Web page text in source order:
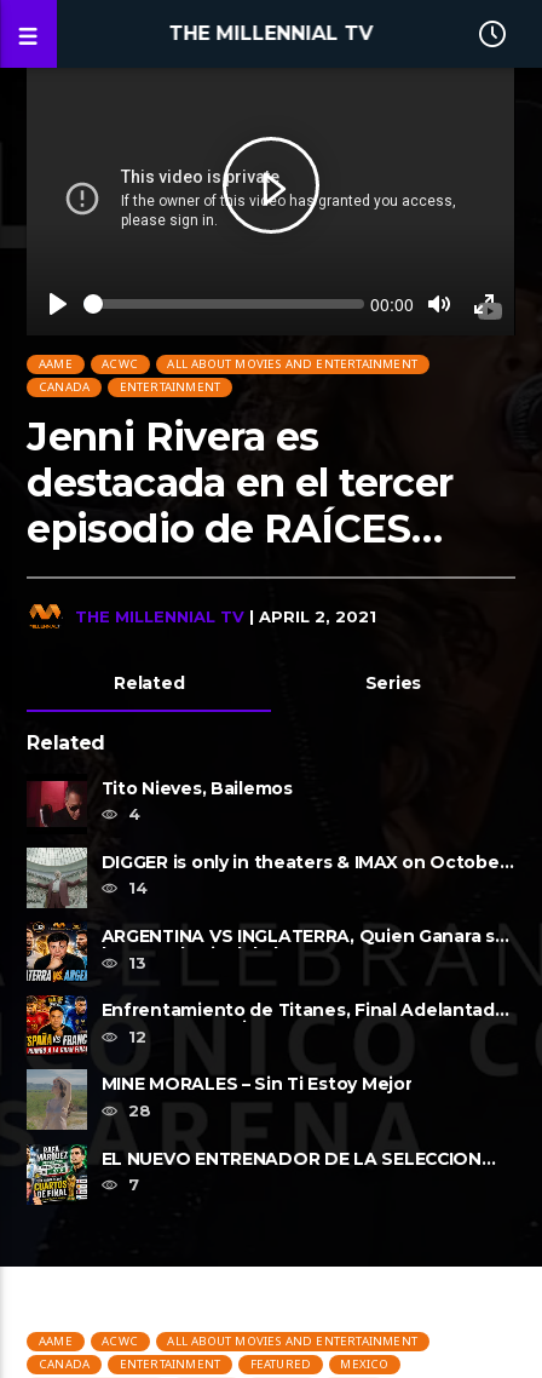
THE MILLENNIAL TV
Seek Current
00:00
ToggleToggle
AAME ACWC
ALL ABOUT MOVIES AND ENTERTAINMENT
CANADA
ENTERTAINMENT
Jenni Rivera es
destacada en el tercer
episodio de RAÍCES…
THE MILLENNIAL TV | APRIL 2, 2021
Related Series
Related
Tito Nieves, Bailemos
4
DIGGER is only in theaters & IMAX on October
2, 2026
14
ARGENTINA VS INGLATERRA, Quien Ganara su
lugar?, a la Final de la FIFA......
13
Enfrentamiento de Titanes, Final Adelantada,
Espana vs Francia FWP2026
12
MINE MORALES – Sin Ti Estoy Mejor
28
EL NUEVO ENTRENADOR DE LA SELECCION
MEXICANA Y LOS CUARTOS DE FINAL, ......
7
AAME ACWC
ALL ABOUT MOVIES AND ENTERTAINMENT
CANADA
ENTERTAINMENT FEATURED
MEXICO